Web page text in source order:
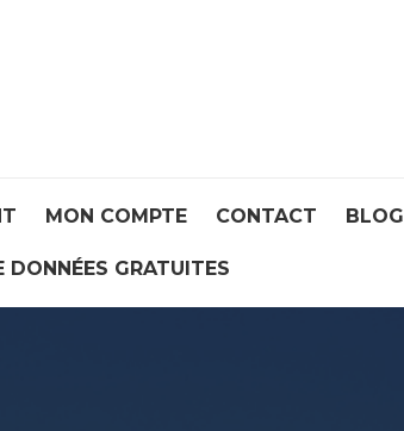
MON COMPTE CONTACT BLOG
DONNÉES GRATUITES